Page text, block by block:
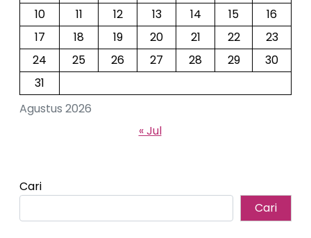
Agustus 2026
10
11 12 13 14 15
16
17
18 19 20 21 22
23
24
25 26 27 28 29
30
31
« Jul
Cari
Cari